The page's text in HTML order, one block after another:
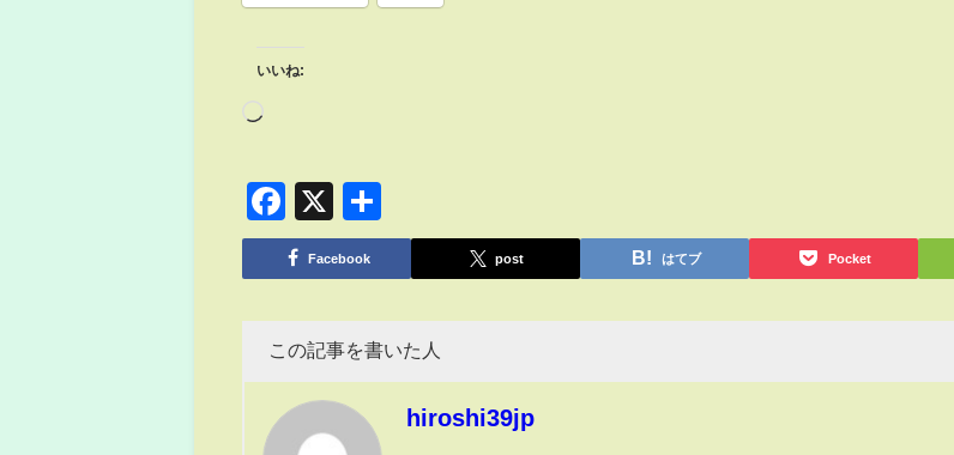
いいね:
Facebook
X
有
Facebook post はてブ Pocket
この記事を書いた人
hiroshi39jp